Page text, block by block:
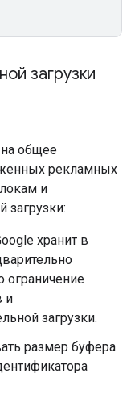
загрузки
общее
рекламных
и
загрузки:
хранит в
ограничение
и
загрузки.
размер буфера